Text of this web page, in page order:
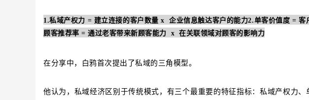
1.私域产权力 = 建立连接的客户数量 x 企业信息触达客户的能力2.单客价值度 =
顾客推荐率 = 通过老客带来新顾客能力 x 在关联领域对顾客的影响力
在分享中，白鸦首次提出了私域的三角模型。
他认为，私域经济区别于传统模式，有三个最重要的特征指标：私域产权力